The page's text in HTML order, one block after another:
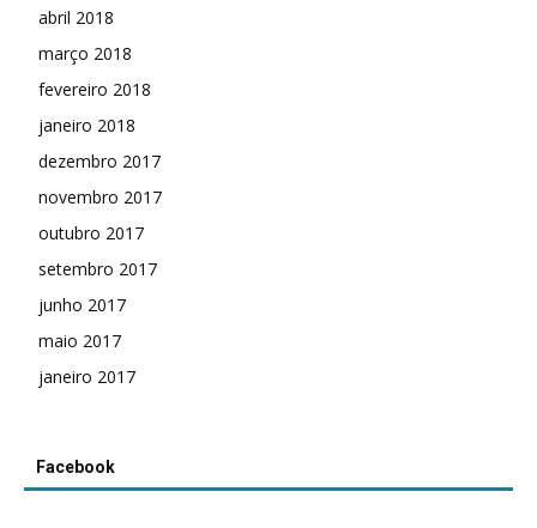
abril 2018
março 2018
fevereiro 2018
janeiro 2018
dezembro 2017
novembro 2017
outubro 2017
setembro 2017
junho 2017
maio 2017
janeiro 2017
Facebook